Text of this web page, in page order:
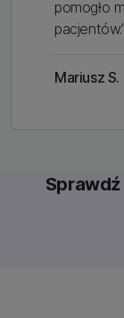
pomogło
Mariusz S.